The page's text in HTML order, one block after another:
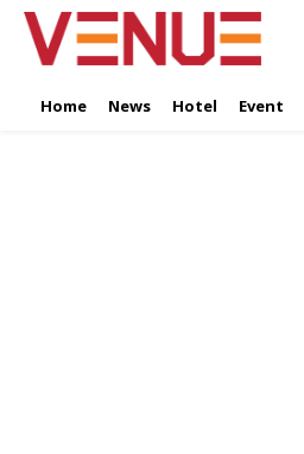
Home News Hotel Event